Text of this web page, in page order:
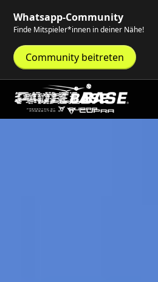
Whatsapp-Community
Finde Mitspieler*innen in deiner Nähe!
Community beitreten